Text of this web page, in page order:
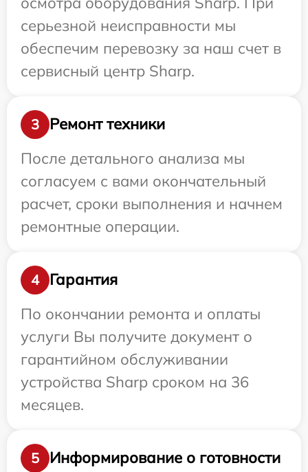
серьезной неисправности мы
обеспечим перевозку за наш счет в
сервисный центр Sharp.
3
Ремонт техники
После детального анализа мы
согласуем с вами окончательный
расчет, сроки выполнения и начнем
ремонтные операции.
4
Гарантия
По окончании ремонта и оплаты
услуги Вы получите документ о
гарантийном обслуживании
устройства Sharp сроком на 36
месяцев.
5
Информирование о готовности